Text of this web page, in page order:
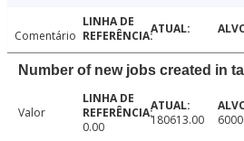
Comentário
Number of new jobs created in
Valor
0.00
180613.00